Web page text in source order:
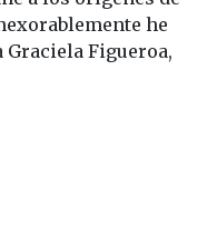
he
Figueroa,